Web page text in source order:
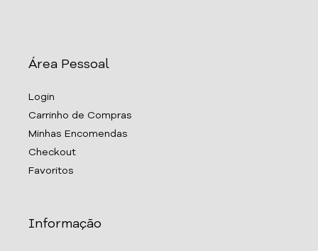
Área Pessoal
Login
Carrinho de Compras
Minhas Encomendas
Checkout
Favoritos
Informação